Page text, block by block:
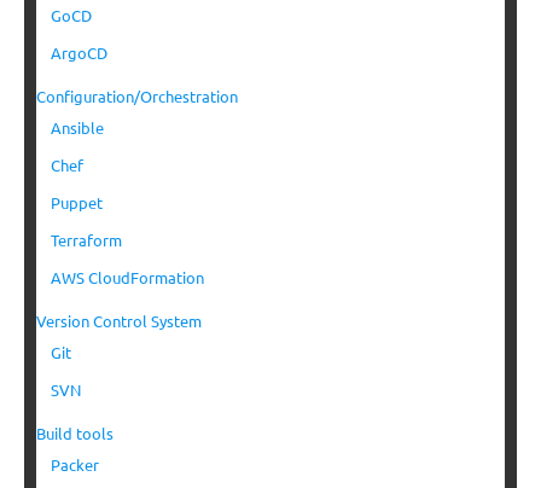
GoCD
ArgoCD
Configuration/Orchestration
Ansible
Chef
Puppet
Terraform
AWS CloudFormation
Version Control System
Git
SVN
Build tools
Packer